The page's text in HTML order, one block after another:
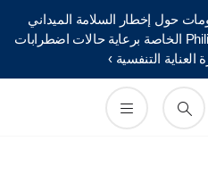
حول إخطار السلامة الميداني
لبعض أجهزة Philips Respironics الخاصة برعاية حالات اضطرابات
التنفسية ›